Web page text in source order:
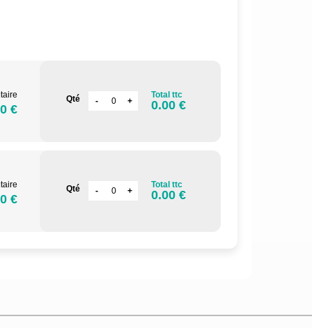
€
Qté Total ttc
0.00 €
€
Qté Total ttc
0.00 €